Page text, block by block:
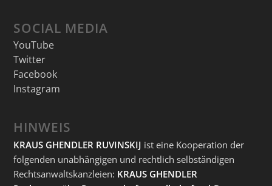
SOCIAL MEDIA
YouTube
Twitter
Facebook
Instagram
HINWEIS
KRAUS GHENDLER RUVINSKIJ ist eine Kooperation der
folgenden unabhängigen und rechtlich selbständigen
Rechtsanwaltskanzleien: KRAUS GHENDLER